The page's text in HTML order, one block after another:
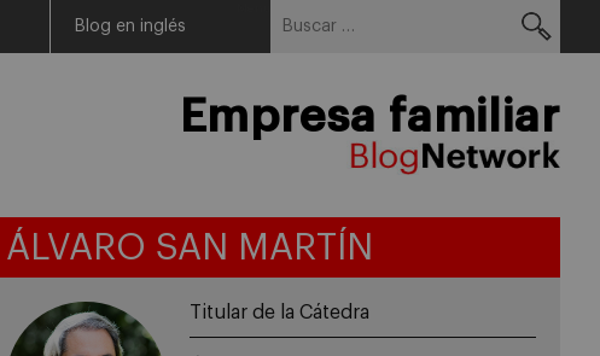
Blog en inglés
Empresa familiar
ÁLVARO SAN MARTÍN
Titular de la Cátedra